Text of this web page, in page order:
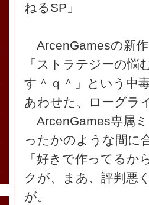
ねるSP」
ArcenGamesの新
「ストラテジーの
す＾ｑ＾」という中
あわせた、ローグラ
ArcenGames専属
ったかのような間に
「好きで作ってる
クが、まあ、評判悪
が。